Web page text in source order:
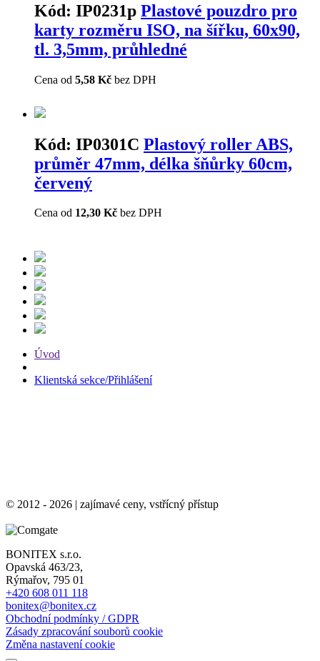
Kód: IP0231p Plastové pouzdro pro
karty rozměru ISO, na šířku, 60x90,
tl. 3,5mm, průhledné
Cena od 5,58 Kč bez DPH
Kód: IP0301C Plastový roller ABS,
průměr 47mm, délka šňůrky 60cm,
červený
Cena od 12,30 Kč bez DPH
Úvod
Klientská sekce/Přihlášení
© 2012 - 2026 | zajímavé ceny, vstřícný přístup
BONITEX s.r.o.
Opavská 463/23,
Rýmařov, 795 01
+420 608 011 118
bonitex@bonitex.cz
Obchodní podmínky / GDPR
Zásady zpracování souborů cookie
Změna nastavení cookie